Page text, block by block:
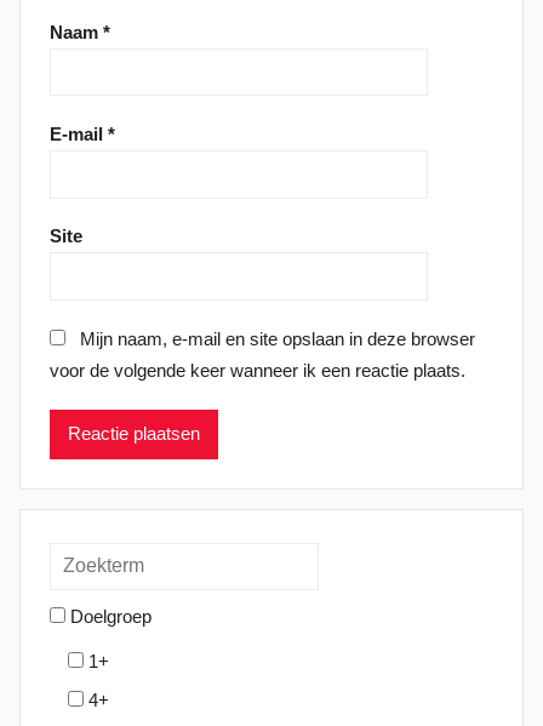
Naam *
E-mail *
Site
Mijn naam, e-mail en site opslaan in deze browser
voor de volgende keer wanneer ik een reactie plaats.
Doelgroep
1+
4+